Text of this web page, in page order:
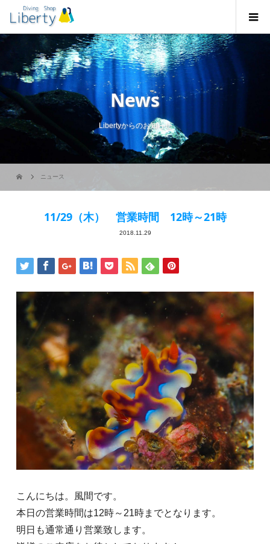
News
Libertyからのお知らせ
ニュース
11/29（木） 営業時間 12時～21時
2018.11.29
こんにちは。風間です。
本日の営業時間は12時～21時までとなります。
明日も通常通り営業致します。